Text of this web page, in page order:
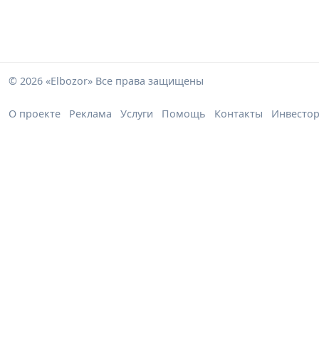
© 2026 «Elbozor» Все права защищены
О проекте Реклама Услуги Помощь Контакты